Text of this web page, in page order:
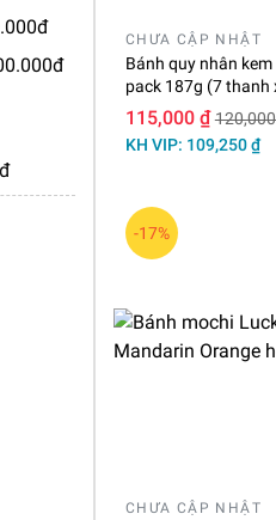
CHƯA CẬP NHẬT
Bánh quy nhân
pack 187g (7 thanh
115,000 ₫
KH VIP: 109,250 ₫
-17%
CHƯA CẬP NHẬT